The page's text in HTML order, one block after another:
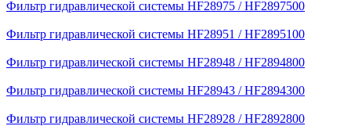
Фильтр гидравлической системы HF28975 / HF2897500
Фильтр гидравлической системы HF28951 / HF2895100
Фильтр гидравлической системы HF28948 / HF2894800
Фильтр гидравлической системы HF28943 / HF2894300
Фильтр гидравлической системы HF28928 / HF2892800